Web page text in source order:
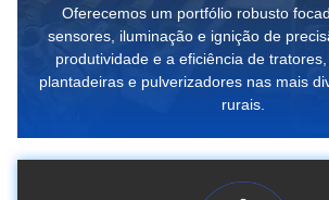
Oferecemos um portfólio robusto
sensores, iluminação e ignição de
produtividade e a eficiência de tratores,
plantadeiras e pulverizadores nas mais
rurais.